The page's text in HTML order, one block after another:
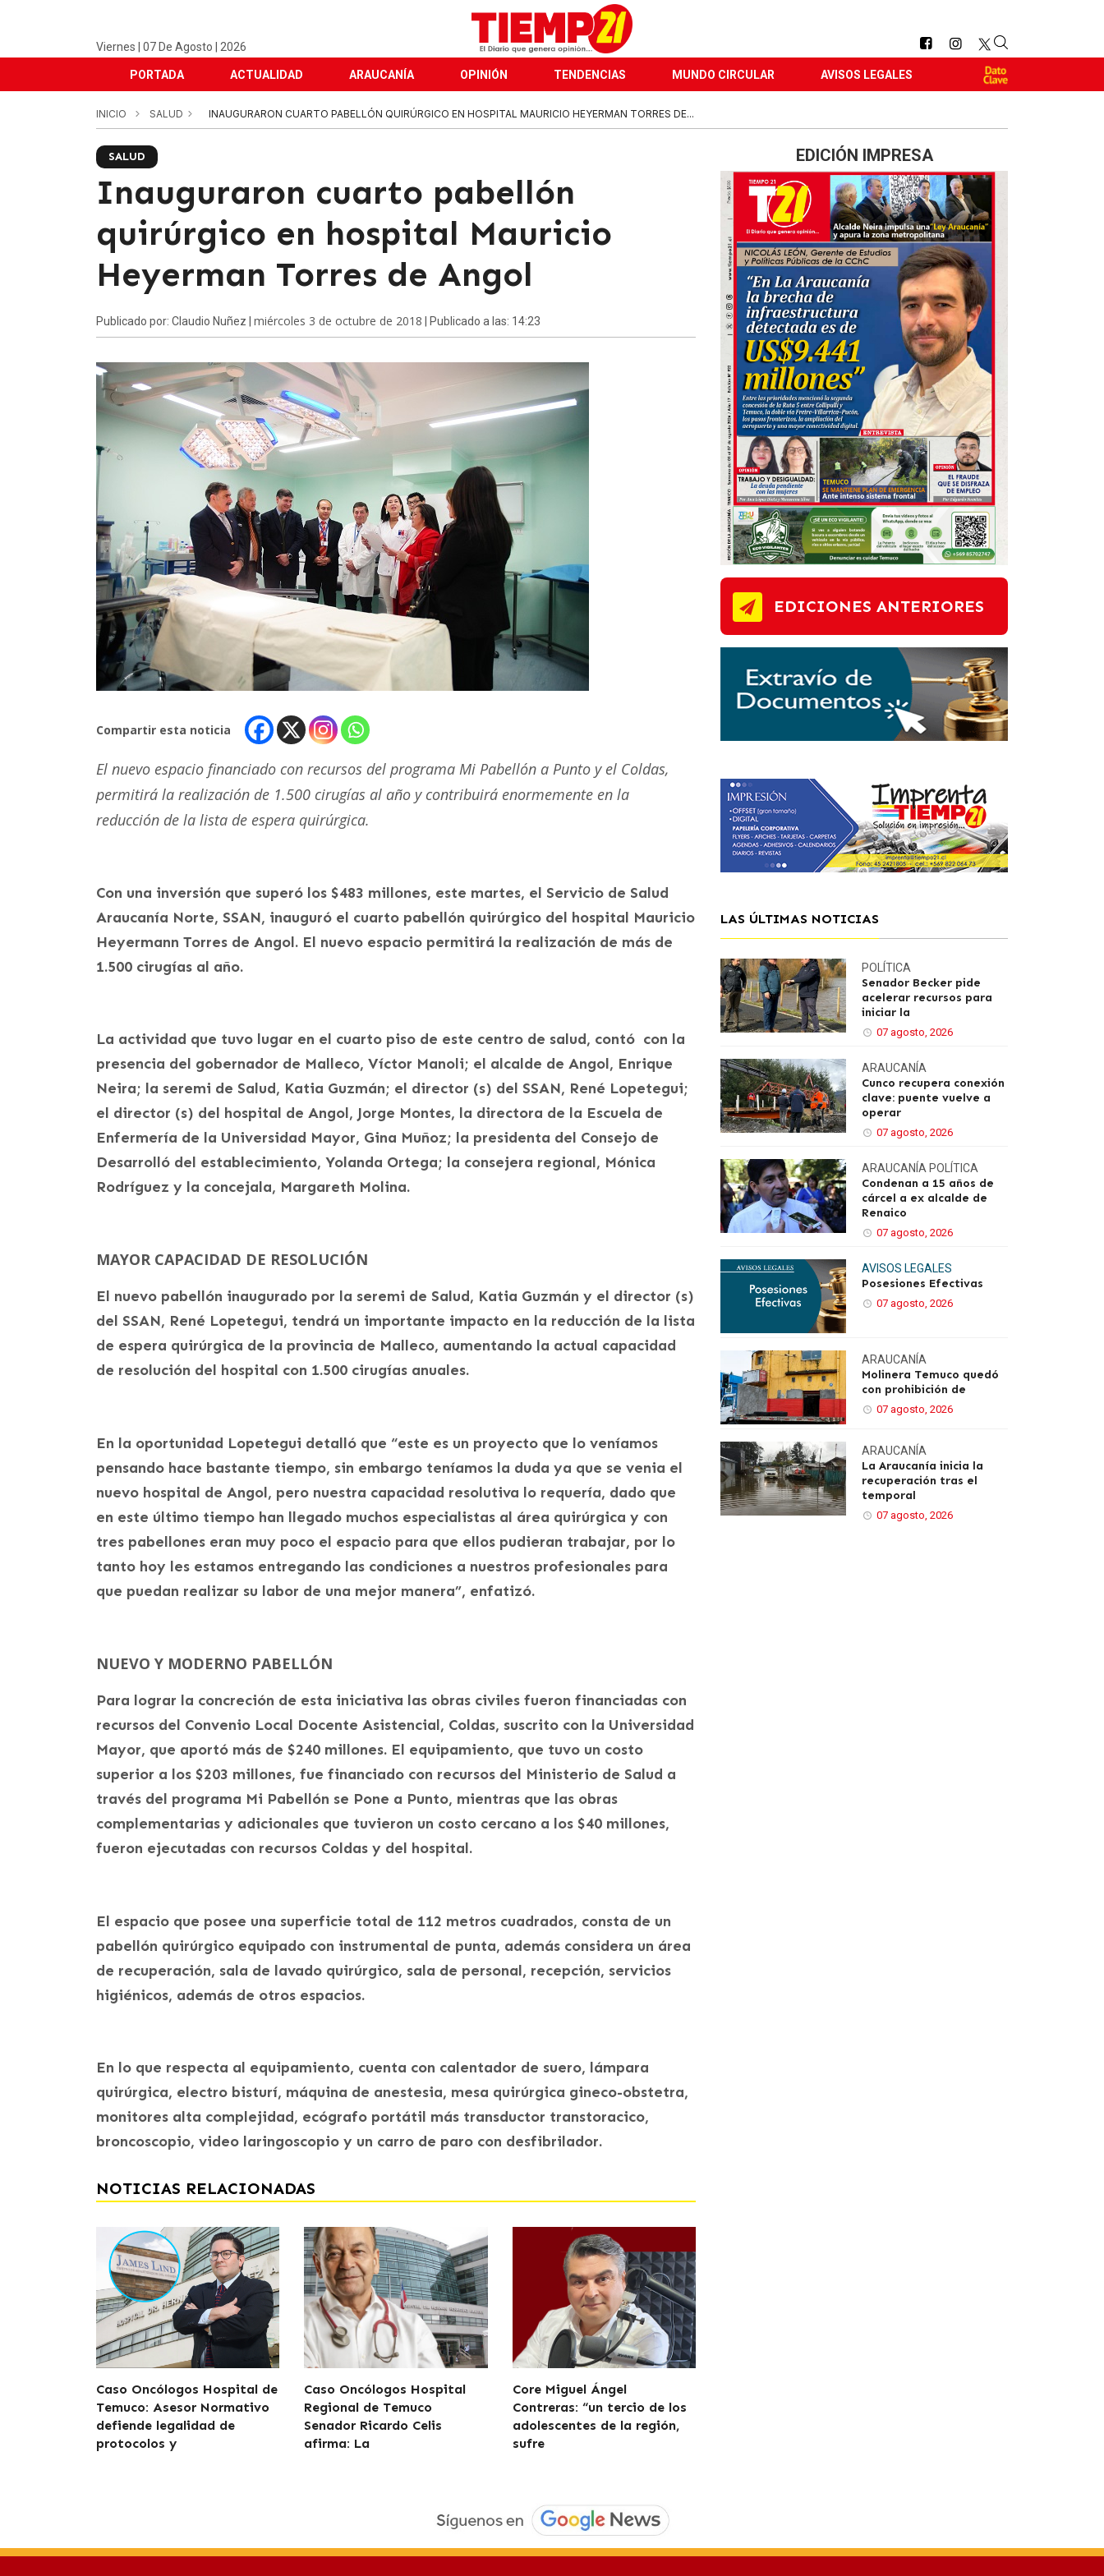
Viernes | 07 De Agosto | 2026
PORTADA ACTUALIDAD ARAUCANÍA OPINIÓN TENDENCIAS MUNDO CIRCULAR AVISOS LEGALES
INICIO SALUD INAUGURARON CUARTO PABELLÓN QUIRÚRGICO EN HOSPITAL MAURICIO HEYERMAN TORRES DE...
SALUD
Inauguraron cuarto pabellón
quirúrgico en hospital Mauricio
Heyerman Torres de Angol
Publicado por: Claudio Nuñez | miércoles 3 de octubre de 2018 | Publicado a las: 14:23
Compartir esta noticia
El nuevo espacio financiado con recursos del programa Mi Pabellón a Punto y el Coldas,
permitirá la realización de 1.500 cirugías al año y contribuirá enormemente en la
reducción de la lista de espera quirúrgica.
Con una inversión que superó los $483 millones, este martes, el Servicio de Salud
Araucanía Norte, SSAN, inauguró el cuarto pabellón quirúrgico del hospital Mauricio
Heyermann Torres de Angol. El nuevo espacio permitirá la realización de más de
1.500 cirugías al año.
La actividad que tuvo lugar en el cuarto piso de este centro de salud, contó con la
presencia del gobernador de Malleco, Víctor Manoli; el alcalde de Angol, Enrique
Neira; la seremi de Salud, Katia Guzmán; el director (s) del SSAN, René Lopetegui;
el director (s) del hospital de Angol, Jorge Montes, la directora de la Escuela de
Enfermería de la Universidad Mayor, Gina Muñoz; la presidenta del Consejo de
Desarrolló del establecimiento, Yolanda Ortega; la consejera regional, Mónica
Rodríguez y la concejala, Margareth Molina.
MAYOR CAPACIDAD DE RESOLUCIÓN
El nuevo pabellón inaugurado por la seremi de Salud, Katia Guzmán y el director (s)
del SSAN, René Lopetegui, tendrá un importante impacto en la reducción de la lista
de espera quirúrgica de la provincia de Malleco, aumentando la actual capacidad
de resolución del hospital con 1.500 cirugías anuales.
En la oportunidad Lopetegui detalló que “este es un proyecto que lo veníamos
pensando hace bastante tiempo, sin embargo teníamos la duda ya que se venia el
nuevo hospital de Angol, pero nuestra capacidad resolutiva lo requería, dado que
en este último tiempo han llegado muchos especialistas al área quirúrgica y con
tres pabellones eran muy poco el espacio para que ellos pudieran trabajar, por lo
tanto hoy les estamos entregando las condiciones a nuestros profesionales para
que puedan realizar su labor de una mejor manera”, enfatizó.
NUEVO Y MODERNO PABELLÓN
Para lograr la concreción de esta iniciativa las obras civiles fueron financiadas con
recursos del Convenio Local Docente Asistencial, Coldas, suscrito con la Universidad
Mayor, que aportó más de $240 millones. El equipamiento, que tuvo un costo
superior a los $203 millones, fue financiado con recursos del Ministerio de Salud a
través del programa Mi Pabellón se Pone a Punto, mientras que las obras
complementarias y adicionales que tuvieron un costo cercano a los $40 millones,
fueron ejecutadas con recursos Coldas y del hospital.
El espacio que posee una superficie total de 112 metros cuadrados, consta de un
pabellón quirúrgico equipado con instrumental de punta, además considera un área
de recuperación, sala de lavado quirúrgico, sala de personal, recepción, servicios
higiénicos, además de otros espacios.
En lo que respecta al equipamiento, cuenta con calentador de suero, lámpara
quirúrgica, electro bisturí, máquina de anestesia, mesa quirúrgica gineco-obstetra,
monitores alta complejidad, ecógrafo portátil más transductor transtoracico,
broncoscopio, video laringoscopio y un carro de paro con desfibrilador.
NOTICIAS RELACIONADAS
Caso Oncólogos Hospital de
Temuco: Asesor Normativo
defiende legalidad de
protocolos y
Caso Oncólogos Hospital
Regional de Temuco
Senador Ricardo Celis
afirma: La
Core Miguel Ángel
Contreras: “un tercio de los
adolescentes de la región,
sufre
EDICIÓN IMPRESA
EDICIONES ANTERIORES
LAS ÚLTIMAS NOTICIAS
POLÍTICA
Senador Becker pide
acelerar recursos para
iniciar la
07 agosto, 2026
ARAUCANÍA
Cunco recupera conexión
clave: puente vuelve a
operar
07 agosto, 2026
ARAUCANÍA POLÍTICA
Condenan a 15 años de
cárcel a ex alcalde de
Renaico
07 agosto, 2026
AVISOS LEGALES
Posesiones Efectivas
07 agosto, 2026
ARAUCANÍA
Molinera Temuco quedó
con prohibición de
07 agosto, 2026
ARAUCANÍA
La Araucanía inicia la
recuperación tras el
temporal
07 agosto, 2026